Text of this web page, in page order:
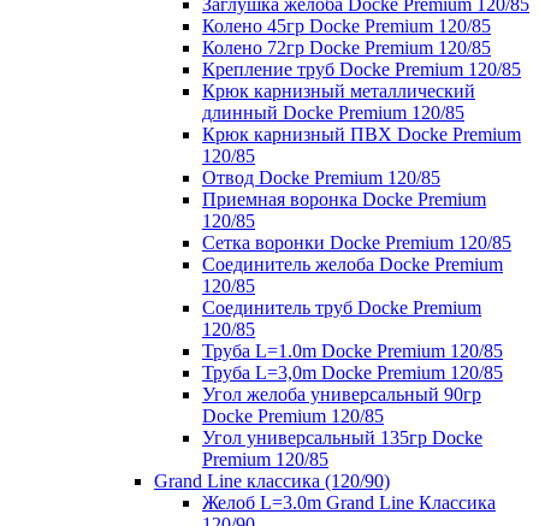
Заглушка желоба Docke Premium 120/85
Колено 45гр Docke Premium 120/85
Колено 72гр Docke Premium 120/85
Крепление труб Docke Premium 120/85
Крюк карнизный металлический
длинный Docke Premium 120/85
Крюк карнизный ПВХ Docke Premium
120/85
Отвод Docke Premium 120/85
Приемная воронка Docke Premium
120/85
Сетка воронки Docke Premium 120/85
Соединитель желоба Docke Premium
120/85
Соединитель труб Docke Premium
120/85
Труба L=1.0m Docke Premium 120/85
Труба L=3,0m Docke Premium 120/85
Угол желоба универсальный 90гр
Docke Premium 120/85
Угол универсальный 135гр Docke
Premium 120/85
Grand Line классика (120/90)
Желоб L=3.0m Grand Line Классика